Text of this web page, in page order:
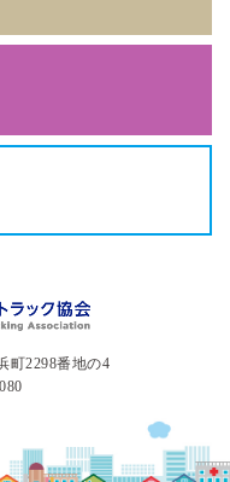
町2298番地の4